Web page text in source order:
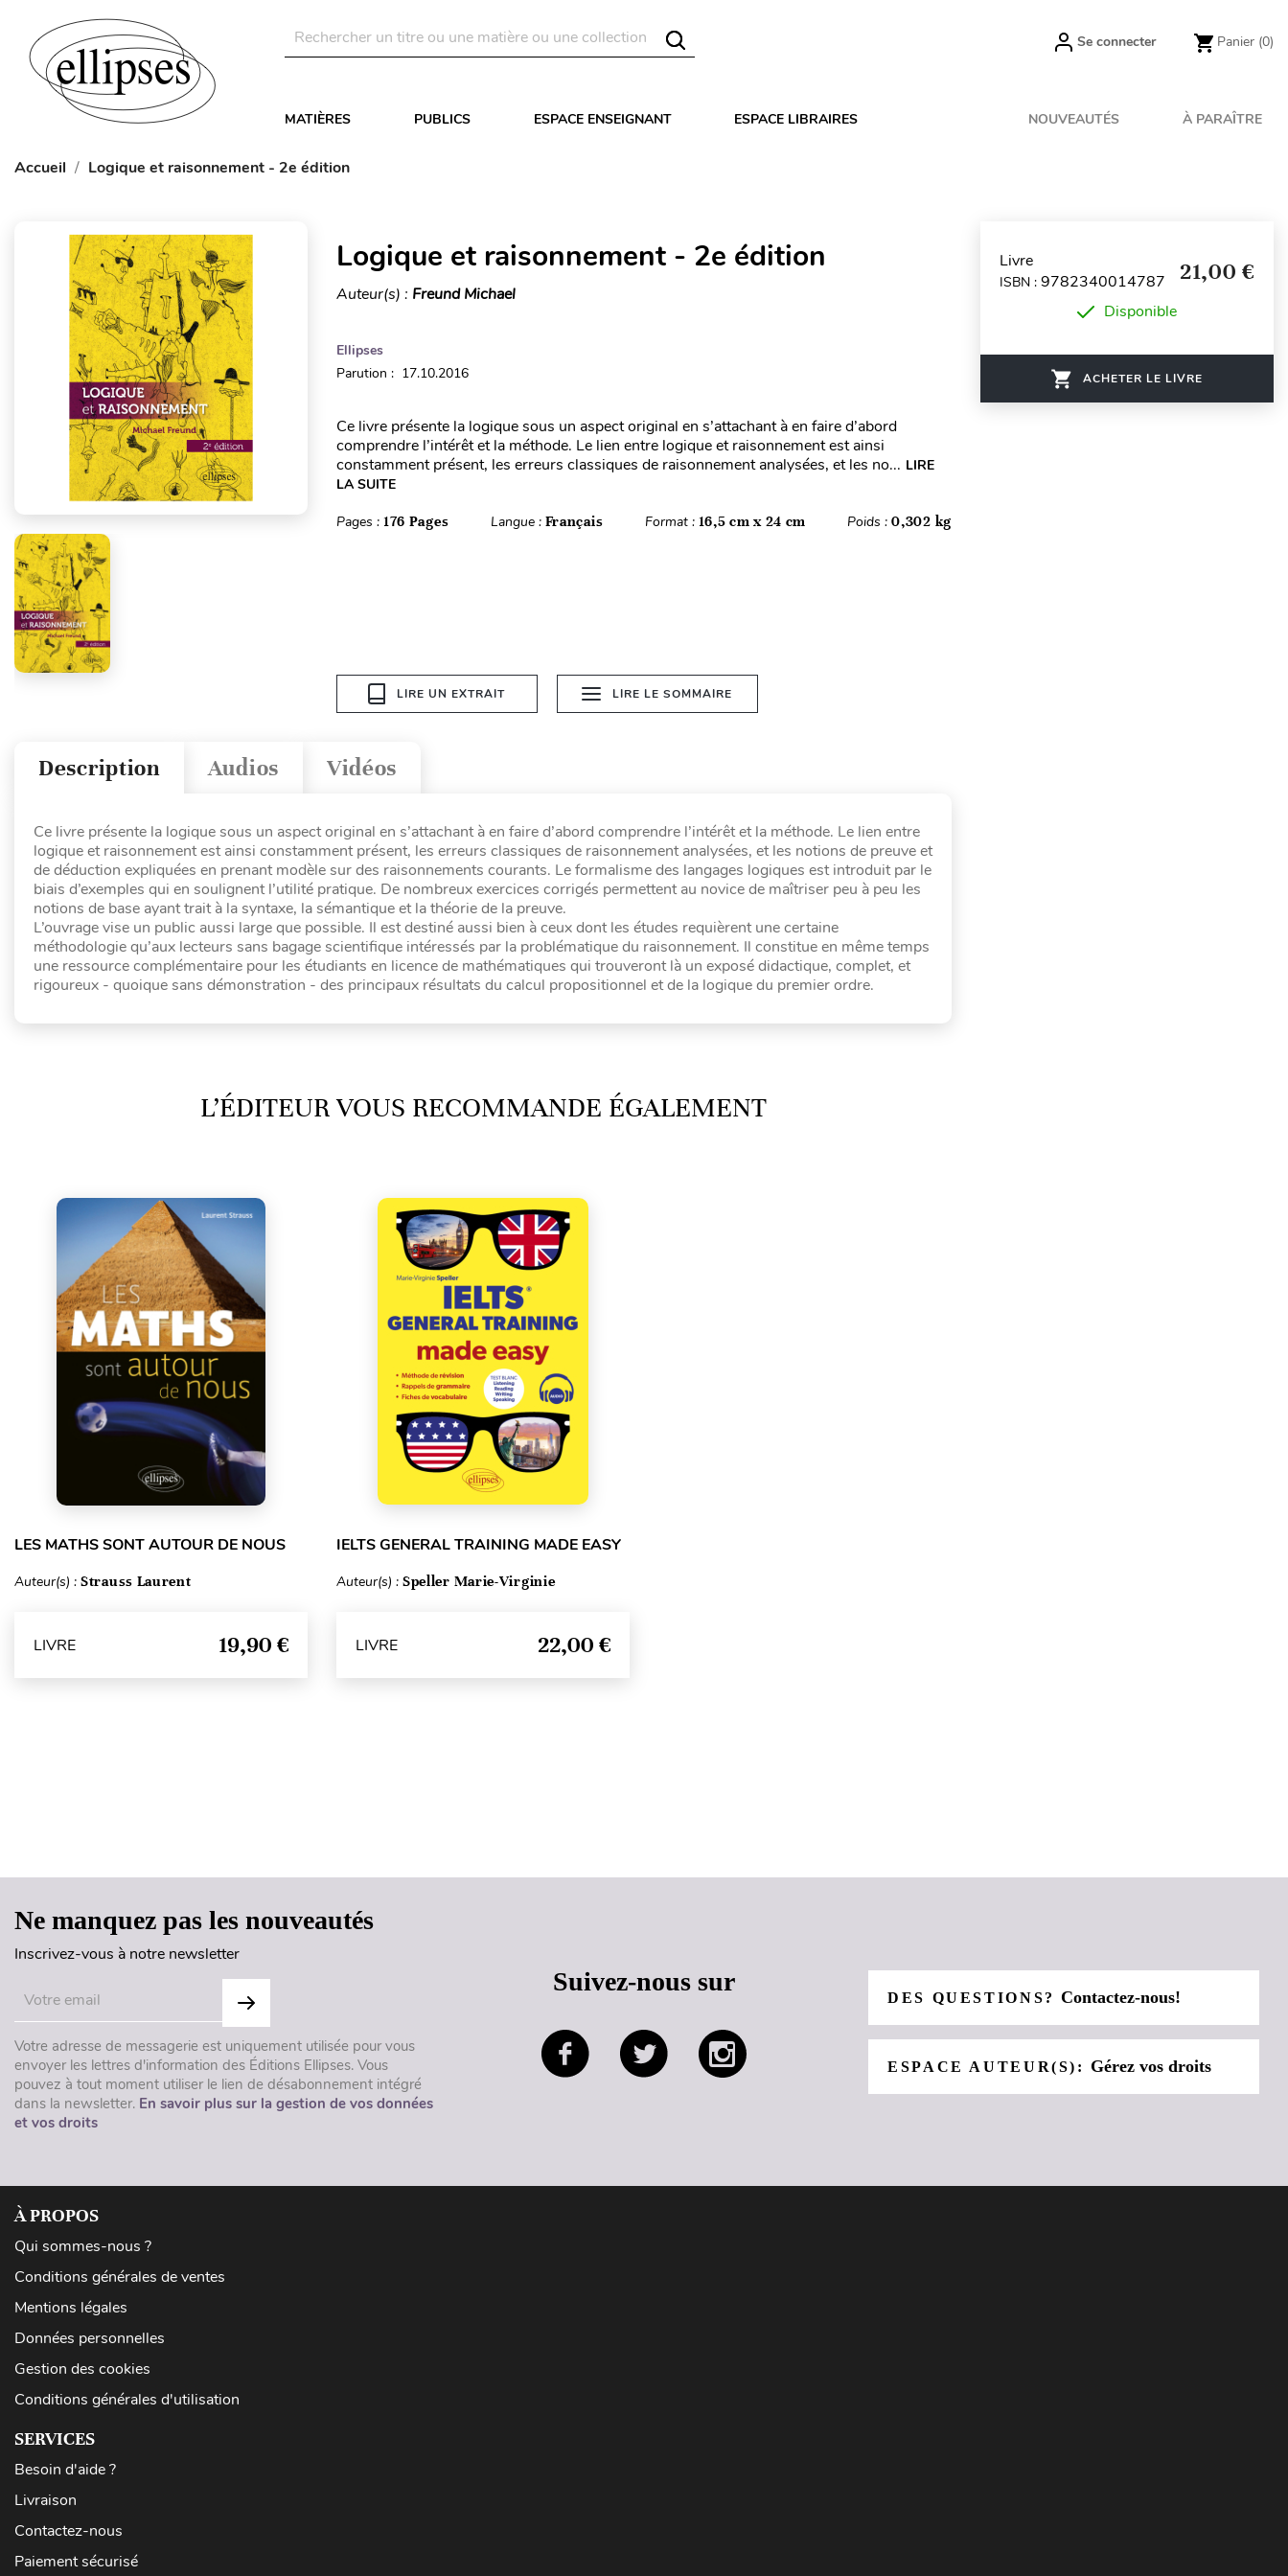
Se connecter Panier (0)
MATIÈRES PUBLICS ESPACE ENSEIGNANT ESPACE LIBRAIRES NOUVEAUTÉS À PARAÎTRE
Accueil Logique et raisonnement - 2e édition
Logique et raisonnement - 2e édition
Auteur(s) : Freund Michael
Ellipses
Parution : 17.10.2016
Ce livre présente la logique sous un aspect original en s’attachant à en faire d’abord
comprendre l’intérêt et la méthode. Le lien entre logique et raisonnement est ainsi
constamment présent, les erreurs classiques de raisonnement analysées, et les no... LIRE
LA SUITE
Pages : 176 Pages Langue : Français Format : 16,5 cm x 24 cm Poids :0,302 kg
LIRE UN EXTRAIT LIRE LE SOMMAIRE
Vidéos
Audios
Description
Ce livre présente la logique sous un aspect original en s’attachant à en faire d’abord comprendre l’intérêt et la méthode. Le lien entre
logique et raisonnement est ainsi constamment présent, les erreurs classiques de raisonnement analysées, et les notions de preuve et
de déduction expliquées en prenant modèle sur des raisonnements courants. Le formalisme des langages logiques est introduit par le
biais d’exemples qui en soulignent l’utilité pratique. De nombreux exercices corrigés permettent au novice de maîtriser peu à peu les
notions de base ayant trait à la syntaxe, la sémantique et la théorie de la preuve.
L’ouvrage vise un public aussi large que possible. Il est destiné aussi bien à ceux dont les études requièrent une certaine
méthodologie qu’aux lecteurs sans bagage scientifique intéressés par la problématique du raisonnement. Il constitue en même temps
une ressource complémentaire pour les étudiants en licence de mathématiques qui trouveront là un exposé didactique, complet, et
rigoureux - quoique sans démonstration - des principaux résultats du calcul propositionnel et de la logique du premier ordre.
L’ÉDITEUR VOUS RECOMMANDE ÉGALEMENT
LES MATHS SONT AUTOUR DE NOUS
Auteur(s) : Strauss Laurent
LIVRE 19,90 €
IELTS GENERAL TRAINING MADE EASY
Auteur(s) : Speller Marie-Virginie
LIVRE 22,00 €
Livre
ISBN : 9782340014787 21,00 €
Disponible
ACHETER LE LIVRE
Ne manquez pas les nouveautés
Inscrivez-vous à notre newsletter
Votre adresse de messagerie est uniquement utilisée pour vous
envoyer les lettres d'information des Éditions Ellipses. Vous
pouvez à tout moment utiliser le lien de désabonnement intégré
dans la newsletter. En savoir plus sur la gestion de vos données
et vos droits
Suivez-nous sur
DES QUESTIONS?Contactez-nous!
ESPACE AUTEUR(S): Gérez vos droits
À PROPOS
Qui sommes-nous ?
Conditions générales de ventes
Mentions légales
Données personnelles
Gestion des cookies
Conditions générales d'utilisation
SERVICES
Besoin d'aide ?
Livraison
Contactez-nous
Paiement sécurisé